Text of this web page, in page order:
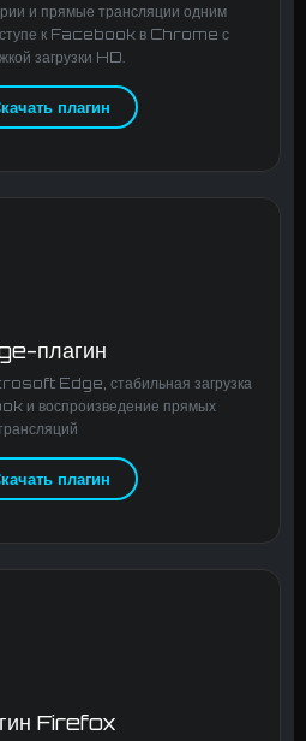
и прямые трансляции одним
к Facebook в Chrome с
загрузки HD.
плагин
плагин
Edge, стабильная загрузка
и воспроизведение прямых
плагин
Firefox